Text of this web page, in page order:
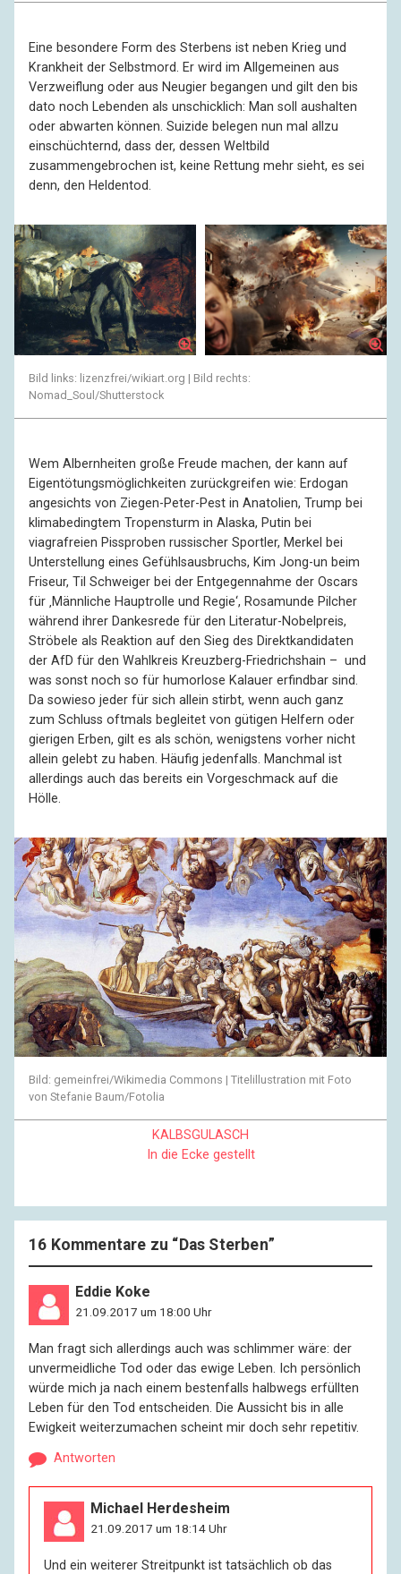
Eine besondere Form des Sterbens ist neben Krieg und
Krankheit der Selbstmord. Er wird im Allgemeinen aus
Verzweiflung oder aus Neugier begangen und gilt den bis
dato noch Lebenden als unschicklich: Man soll aushalten
oder abwarten können. Suizide belegen nun mal allzu
einschüchternd, dass der, dessen Weltbild
zusammengebrochen ist, keine Rettung mehr sieht, es sei
denn, den Heldentod.
Bild links: lizenzfrei/wikiart.org | Bild rechts:
Nomad_Soul/Shutterstock
Wem Albernheiten große Freude machen, der kann auf
Eigentötungsmöglichkeiten zurückgreifen wie: Erdogan
angesichts von Ziegen-Peter-Pest in Anatolien, Trump bei
klimabedingtem Tropensturm in Alaska, Putin bei
viagrafreien Pissproben russischer Sportler, Merkel bei
Unterstellung eines Gefühlsausbruchs, Kim Jong-un beim
Friseur, Til Schweiger bei der Entgegennahme der Oscars
für ‚Männliche Hauptrolle und Regie‘, Rosamunde Pilcher
während ihrer Dankesrede für den Literatur-Nobelpreis,
Ströbele als Reaktion auf den Sieg des Direktkandidaten
der AfD für den Wahlkreis Kreuzberg-Friedrichshain – und
was sonst noch so für humorlose Kalauer erfindbar sind.
Da sowieso jeder für sich allein stirbt, wenn auch ganz
zum Schluss oftmals begleitet von gütigen Helfern oder
gierigen Erben, gilt es als schön, wenigstens vorher nicht
allein gelebt zu haben. Häufig jedenfalls. Manchmal ist
allerdings auch das bereits ein Vorgeschmack auf die
Hölle.
Bild: gemeinfrei/Wikimedia Commons | Titelillustration mit Foto
von Stefanie Baum/Fotolia
KALBSGULASCH
In die Ecke gestellt
16 Kommentare zu “ Das Sterben”
Eddie Koke
21.09.2017 um 18:00 Uhr
Man fragt sich allerdings auch was schlimmer wäre: der
unvermeidliche Tod oder das ewige Leben. Ich persönlich
würde mich ja nach einem bestenfalls halbwegs erfüllten
Leben für den Tod entscheiden. Die Aussicht bis in alle
Ewigkeit weiterzumachen scheint mir doch sehr repetitiv.
Antworten
Michael Herdesheim
21.09.2017 um 18:14 Uhr
Und ein weiterer Streitpunkt ist tatsächlich ob das